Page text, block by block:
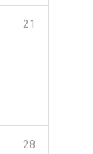
21
28